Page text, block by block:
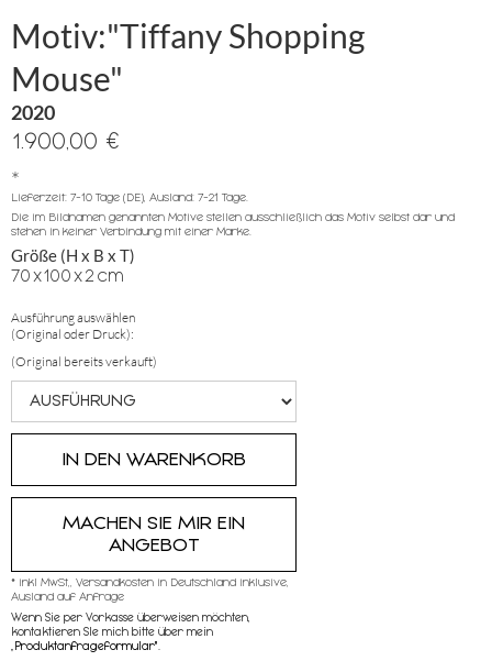
Motiv:"Tiffany Shopping
Mouse"
2020
1.900,00 €
*
Lieferzeit: 7-10 Tage (DE), Ausland: 7-21 Tage.
Die im Bildnamen genannten Motive stellen ausschließlich das Motiv selbst dar und
stehen in keiner Verbindung mit einer Marke.
Größe (H x B x T)
70x100x2 cm
Ausführung auswählen
(Original oder Druck):
(Original bereits verkauft)
MACHEN SIE MIR EIN
ANGEBOT
* inkl MwSt,, Versandkosten in Deutschland inklusive,
Ausland auf Anfrage
Wenn Sie per Vorkasse überweisen möchten,
kontaktieren SIe mich bitte über mein
Produktanfrageformular"